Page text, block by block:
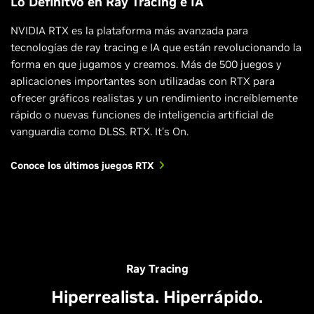
NVIDIA RTX es la plataforma más avanzada para
tecnologías de ray tracing e IA que están revolucionando la
forma en que jugamos y creamos. Más de 500 juegos y
aplicaciones importantes son utilizadas con RTX para
ofrecer gráficos realistas y un rendimiento increíblemente
rápido o nuevas funciones de inteligencia artificial de
vanguardia como DLSS. RTX. It’s On.
Conoce los últimos juegos RTX
Ray Tracing
Hiperrealista. Hiperrápido.